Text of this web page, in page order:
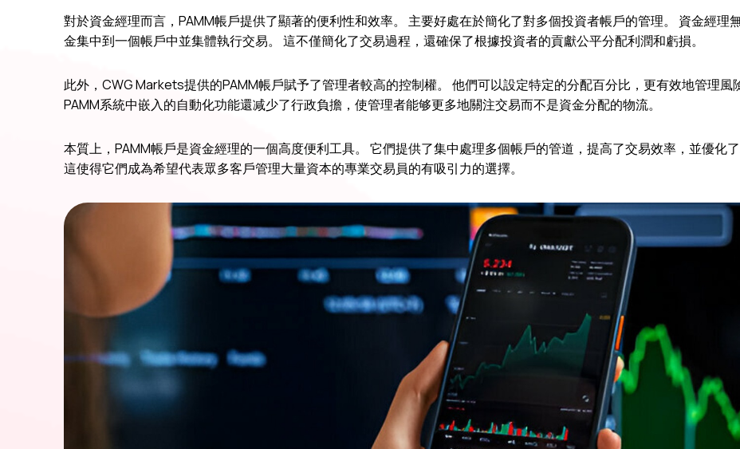
對於資金經理而言，PAMM帳戶提供了顯著的便利性和效率。 主要好處在於簡化了對多個投資者帳戶的管理。 資金經理
金集中到一個帳戶中並集體執行交易。 這不僅簡化了交易過程，還確保了根據投資者的貢獻公平分配利潤和虧損。
此外，CWG Markets提供的PAMM帳戶賦予了管理者較高的控制權。 他們可以設定特定的分配百分比，更有效地管理風
PAMM系統中嵌入的自動化功能還减少了行政負擔，使管理者能够更多地關注交易而不是資金分配的物流。
本質上，PAMM帳戶是資金經理的一個高度便利工具。 它們提供了集中處理多個帳戶的管道，提高了交易效率，並優化
這使得它們成為希望代表眾多客戶管理大量資本的專業交易員的有吸引力的選擇。